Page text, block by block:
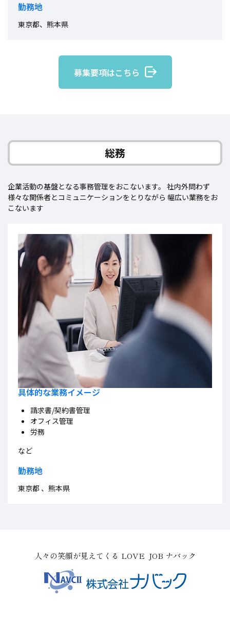
勤務地
東京都、熊本県
募集要項はこちら
総務
企業活動の基盤となる事務管理をおこないます。 社内外問わず
様々な関係者とコミュニケーションをとりながら 幅広い業務をお
こないます
具体的な業務イメージ
請求書/契約書管理
オフィス管理
労務
など
勤務地
東京都 、熊本県
人々の笑顔が見えてくる LOVE JOB ナバック